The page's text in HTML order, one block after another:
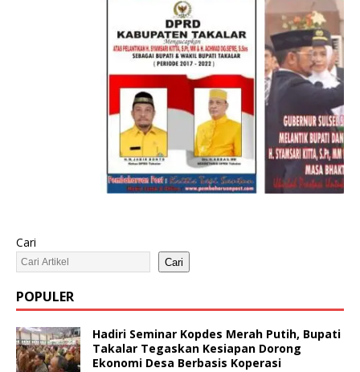
Cari
Cari
POPULER
Hadiri Seminar Kopdes Merah Putih, Bupati
Takalar Tegaskan Kesiapan Dorong
Ekonomi Desa Berbasis Koperasi